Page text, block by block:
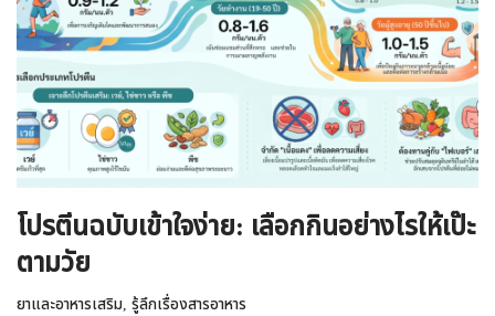
โปรตีนฉบับเข้าใจง่าย: เลือกกินอย่างไรให้เป๊ะ
ตามวัย
ยาและอาหารเสริม, รู้ลึกเรื่องสารอาหาร